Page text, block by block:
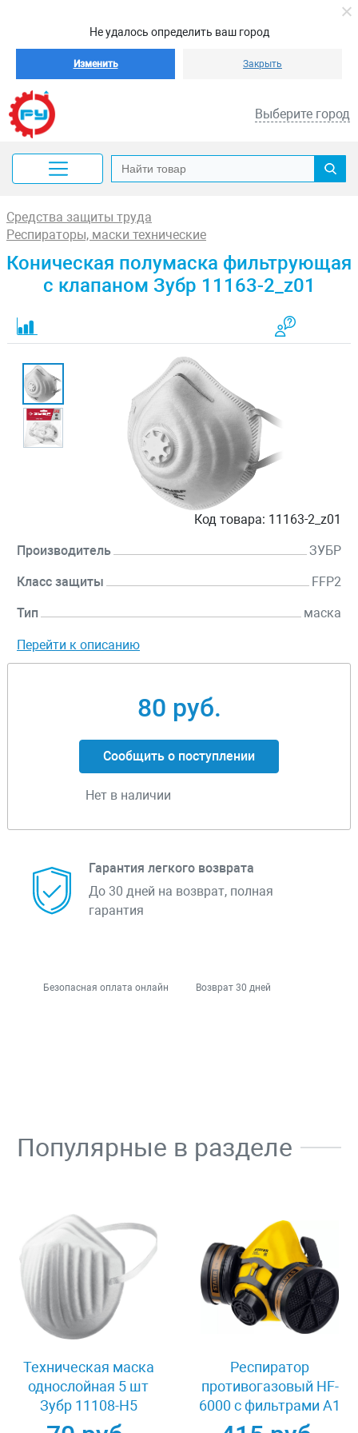
Не удалось определить ваш город
Изменить Закрыть
Выберите город
Средства защиты труда
Респираторы, маски технические
Коническая полумаска фильтрующая
с клапаном Зубр 11163-2_z01
Код товара: 11163-2_z01
Производитель ЗУБР
Класс защиты FFP2
Тип маска
Перейти к описанию
80 руб.
Сообщить о поступлении
Нет в наличии
Гарантия легкого возврата
До 30 дней на возврат, полная
гарантия
Безопасная оплата онлайн Возврат 30 дней
Популярные в разделе
Техническая маска
однослойная 5 шт
Зубр 11108-H5
Респиратор
противогазовый HF-
6000 с фильтрами A1
Stayer 11175_z01